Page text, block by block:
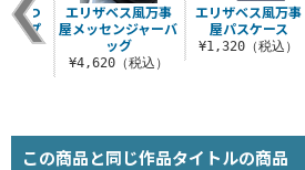
エリザベス風万事
屋パスケース
¥1,320（税込）
んつ
ップ
込）
エリザベス風万事
屋メッセンジャーバ
ッグ
¥4,620（税込）
この商品と同じ作品タイトルの商品